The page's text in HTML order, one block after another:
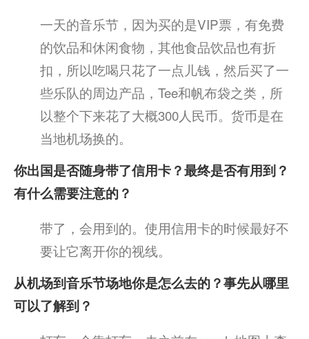
一天的音乐节，因为买的是VIP票，有免费
的饮品和休闲食物，其他食品饮品也有折
扣，所以吃喝只花了一点儿钱，然后买了一
些乐队的周边产品，Tee和帆布袋之类，所
以整个下来花了大概300人民币。货币是在
当地机场换的。
你出国是否随身带了信用卡？最终是否有用到？
有什么需要注意的？
带了，会用到的。使用信用卡的时候最好不
要让它离开你的视线。
从机场到音乐节场地你是怎么去的？事先从哪里
可以了解到？